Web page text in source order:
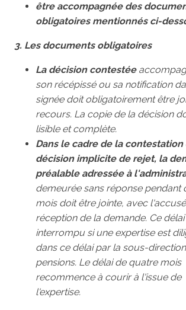
être accompagnée des
obligatoires mentionnés ci-
3. Les documents obligatoires
La décision contestée
son récépissé ou sa notification
signée doit obligatoirement être
recours. La copie de la décision
lisible et complète.
Dans le cadre de la
décision implicite de rejet, la
préalable adressée à
demeurée sans réponse pendant
mois doit être jointe, avec
réception de la demande. Ce
interrompu si une expertise est
dans ce délai par la sous-
pensions. Le délai de quatre mois
recommence à courir à l'issue de
l'expertise.